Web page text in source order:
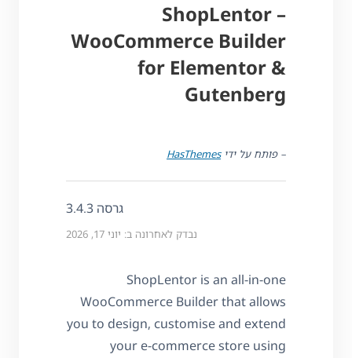
ShopLentor –
WooCommerce Builder
for Elementor &
Gutenberg
– פותח על ידיHasThemes
גרסה 3.4.3
נבדק לאחרונה ב: יוני 17, 2026
ShopLentor is an all-in-one
WooCommerce Builder that allows
you to design, customise and extend
your e-commerce store using